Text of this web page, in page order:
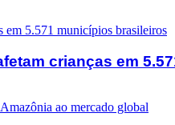
crianças em